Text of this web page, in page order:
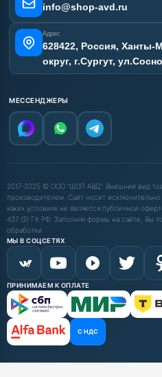
info@shop-avd.ru
Адрес
628422, Россия,
округ, г.Сургут,
МЕССЕНДЖЕРЫ
2017-2025 © ООО "ШОП АВД". Внешний вид
производителем. Сайт носит
каких условиях не является публичной
437 (2) ГК РФ. Заполняя формы на сайте, Вы
обработки.
МЫ В СОЦСЕТЯХ
ПРИНИМАЕМ К ОПЛАТЕ
С НДС